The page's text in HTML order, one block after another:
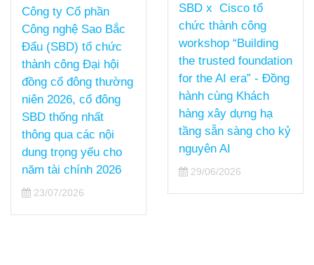
Công ty Cổ phần
Công nghệ Sao Bắc
Đẩu (SBD) tổ chức
thành công Đại hội
đồng cổ đông thường
niên 2026, cổ đông
SBD thống nhất
thông qua các nội
dung trọng yếu cho
năm tài chính 2026
23/07/2026
SBD x Cisco tổ
chức thành công
workshop “Building
the trusted foundation
for the AI era” - Đồng
hành cùng Khách
hàng xây dựng hạ
tầng sẵn sàng cho kỷ
nguyên AI
29/06/2026